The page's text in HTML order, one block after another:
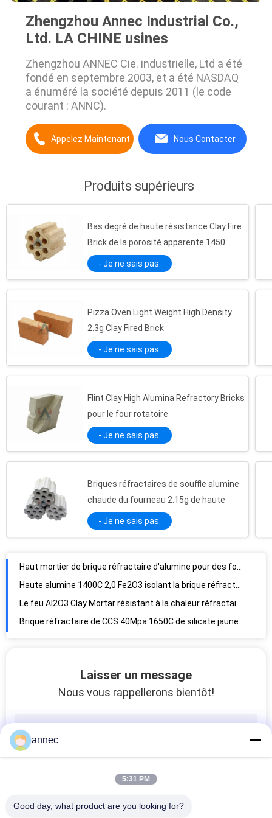
Zhengzhou Annec Industrial Co.,
Ltd. LA CHINE usines
Zhengzhou ANNEC Cie. industrielle, Ltd a été
fondé en septembre 2003, et a été NASDAQ
a énuméré la société depuis 2011 (le code
courant : ANNC).
Appelez Maintenant. Nous Contacter
Produits supérieurs
Bas degré de haute résistance Clay Fire
Brick de la porosité apparente 1450
- Je ne sais pas.
Pizza Oven Light Weight High Density
2.3g Clay Fired Brick
- Je ne sais pas.
Flint Clay High Alumina Refractory Bricks
pour le four rotatoire
- Je ne sais pas.
Briques réfractaires de souffle alumine
chaude du fourneau 2.15g de haute
- Je ne sais pas.
Haute alumine 1400C 2,0 Fe2O3 isolant la brique réfractaire
Le feu Al2O3 Clay Mortar résistant à la chaleur réfractaire de la chamotte 42%
Brique réfractaire de CCS 40Mpa 1650C de silicate jaune d'alumine
Haute brique réfractaire de silice d'alumine de la conduction thermique 1660C
Brique réfractaire de poids léger de silicate d'alumine pour le four à coke
Laisser un message
Nous vous rappellerons bientôt!
annec
5:31 PM
Good day, what product are you looking for?